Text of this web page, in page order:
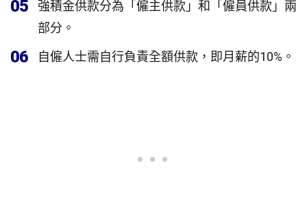
05
強積金供款分為「僱主供款」和「僱員供款」兩
部分。
06 自僱人士需自行負責全額供款，即月薪的10%。